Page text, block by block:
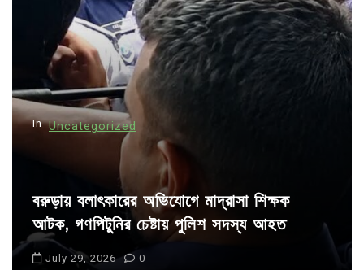
n
In Uncategorized
বরুড়ায় বলাৎকারের অভিযোগে মাদ্রাসা শিক্ষক
আটক, গণপিটুনির চেষ্টায় পুলিশ সদস্য আহত
July 29, 2026 0